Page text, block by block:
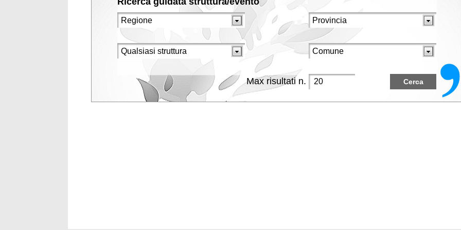
Max risultati n. Cerca